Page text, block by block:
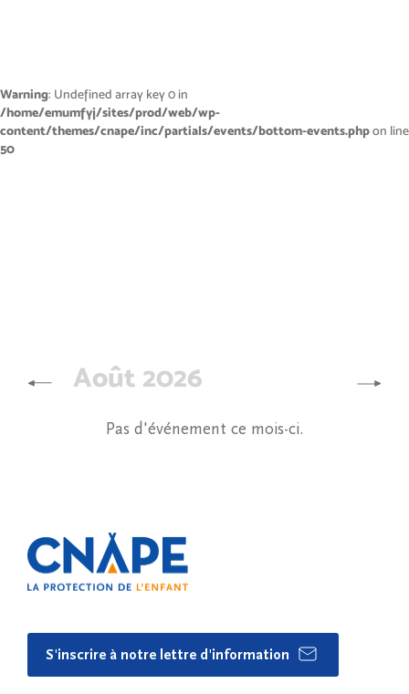
Warning: Undefined array key 0 in
/home/emumfyj/sites/prod/web/wp-
content/themes/cnape/inc/partials/events/bottom-events.phpon line
50
Août 2026
Pas d'événement ce mois-ci.
S'inscrire à notre lettre d'information